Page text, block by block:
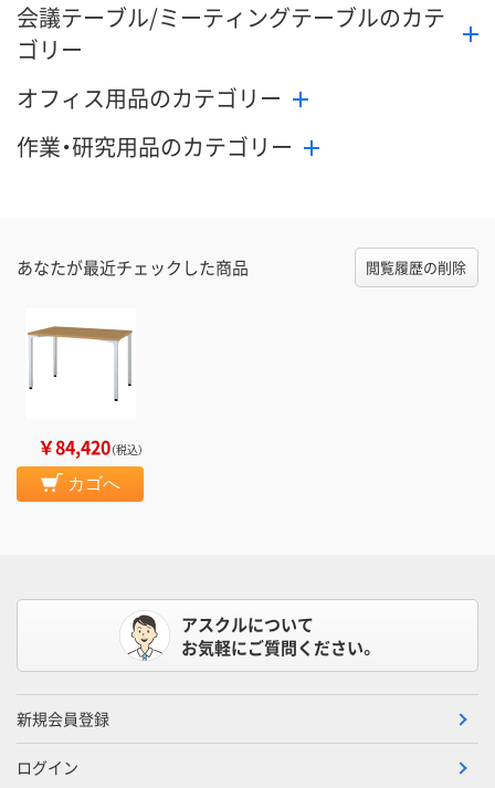
会議テーブル/ミーティングテーブルのカテ
ゴリー
オフィス用品のカテゴリー
作業・研究用品のカテゴリー
あなたが最近チェックした商品 閲覧履歴の削除
￥84,420（税込）
カゴへ
アスクルについて
お気軽にご質問ください。
新規会員登録
ログイン